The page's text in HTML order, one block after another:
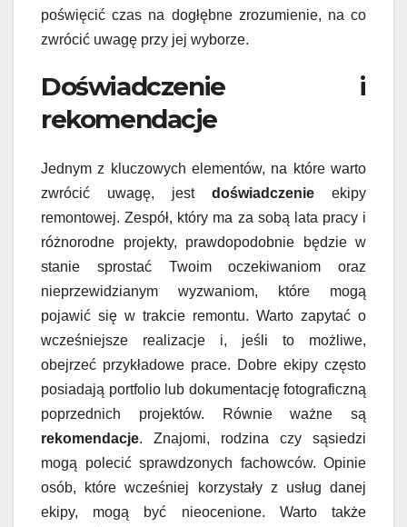
poświęcić czas na dogłębne zrozumienie, na co
zwrócić uwagę przy jej wyborze.
Doświadczenie i
rekomendacje
Jednym z kluczowych elementów, na które warto
zwrócić uwagę, jest doświadczenie ekipy
remontowej. Zespół, który ma za sobą lata pracy i
różnorodne projekty, prawdopodobnie będzie w
stanie sprostać Twoim oczekiwaniom oraz
nieprzewidzianym wyzwaniom, które mogą
pojawić się w trakcie remontu. Warto zapytać o
wcześniejsze realizacje i, jeśli to możliwe,
obejrzeć przykładowe prace. Dobre ekipy często
posiadają portfolio lub dokumentację fotograficzną
poprzednich projektów. Równie ważne są
rekomendacje. Znajomi, rodzina czy sąsiedzi
mogą polecić sprawdzonych fachowców. Opinie
osób, które wcześniej korzystały z usług danej
ekipy, mogą być nieocenione. Warto także